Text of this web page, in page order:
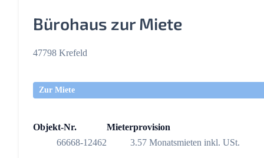
Bürohaus zur Miete
47798 Krefeld
Zur Miete
Objekt-Nr.
66668-12462
Mieterprovision
3.57 Monatsmieten inkl. USt.